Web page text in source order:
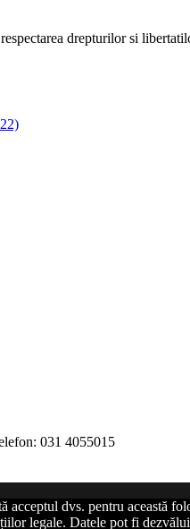
drepturilor si
031 4055015
dvs. pentru această
legale. Datele pot fi